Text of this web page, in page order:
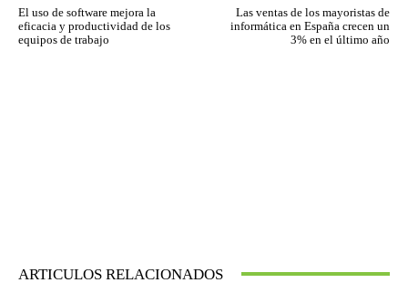
El uso de software mejora la
eficacia y productividad de los
equipos de trabajo
Las ventas de los mayoristas de
informática en España crecen un
3% en el último año
ARTICULOS RELACIONADOS